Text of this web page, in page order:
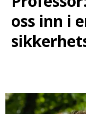
oss inn i